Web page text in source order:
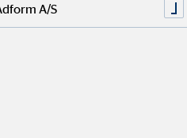
pohovor.
A/S